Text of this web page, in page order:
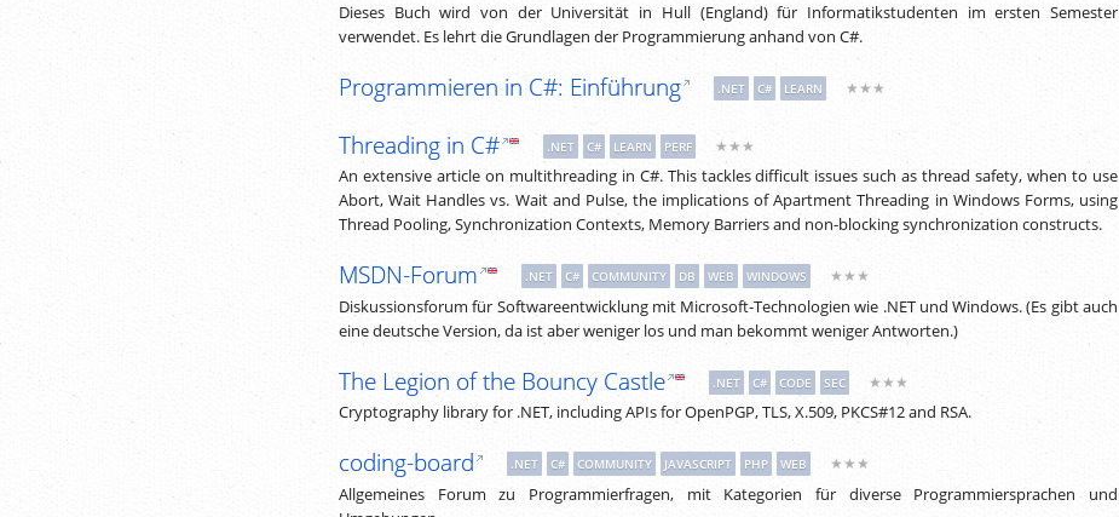
Dieses Buch wird von der Universität in Hull (England) für Informatikstudenten im ersten Semester
verwendet. Es lehrt die Grundlagen der Programmierung anhand von C#.
Programmieren in C#: Einführung .NET C# LEARN ★★★
Threading in C# .NET C# LEARN PERF ★★★
An extensive article on multithreading in C#. This tackles difficult issues such as thread safety, when to use
Abort, Wait Handles vs. Wait and Pulse, the implications of Apartment Threading in Windows Forms, using
Thread Pooling, Synchronization Contexts, Memory Barriers and non-blocking synchronization constructs.
MSDN-Forum .NET C# COMMUNITY DB WEB WINDOWS ★★★
Diskussionsforum für Softwareentwicklung mit Microsoft-Technologien wie .NET und Windows. (Es gibt auch
eine deutsche Version, da ist aber weniger los und man bekommt weniger Antworten.)
The Legion of the Bouncy Castle .NET C# CODE SEC ★★★
Cryptography library for .NET, including APIs for OpenPGP, TLS, X.509, PKCS#12 and RSA.
coding-board .NET C# COMMUNITY JAVASCRIPT PHP WEB ★★★
Allgemeines Forum zu Programmierfragen, mit Kategorien für diverse Programmiersprachen und